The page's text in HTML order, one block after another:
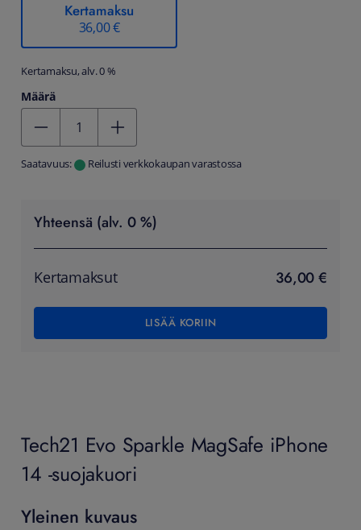
Kertamaksu
36,00 €
Kertamaksu, alv. 0 %
Määrä
Saatavuus: Reilusti verkkokaupan varastossa
Yhteensä (alv. 0 %)
Kertamaksut 36,00 €
LISÄÄ KORIIN
Tech21 Evo Sparkle MagSafe iPhone
14 -suojakuori
Yleinen kuvaus